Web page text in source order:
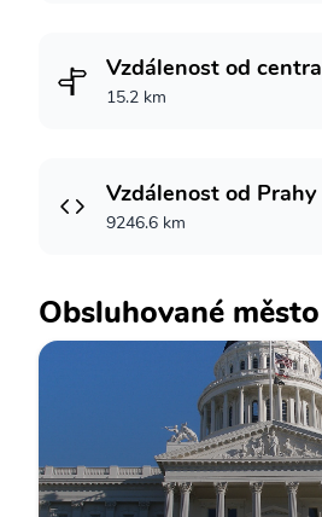
Vzdálenost od centra
15.2 km
Vzdálenost od Prahy
9246.6 km
Obsluhované město